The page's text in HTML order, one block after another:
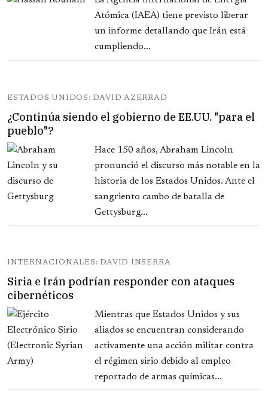
Atómica (IAEA) tiene previsto liberar
un informe detallando que Irán está
cumpliendo...
ESTADOS UNIDOS: DAVID AZERRAD
¿Continúa siendo el gobierno de EE.UU. "para el
pueblo"?
Hace 150 años, Abraham Lincoln
pronunció el discurso más notable en la
historia de los Estados Unidos. Ante el
sangriento cambo de batalla de
Gettysburg...
INTERNACIONALES: DAVID INSERRA
Siria e Irán podrían responder con ataques
cibernéticos
Mientras que Estados Unidos y sus
aliados se encuentran considerando
activamente una acción militar contra
el régimen sirio debido al empleo
reportado de armas químicas...